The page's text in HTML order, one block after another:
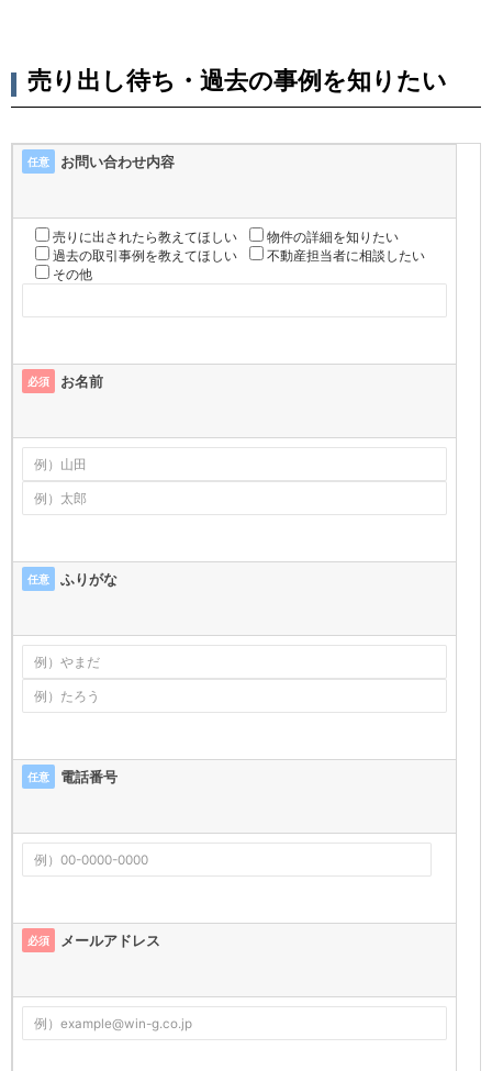
売り出し待ち・過去の事例を知りたい
任意 お問い合わせ内容
売りに出されたら教えてほしい
物件の詳細を知りたい
過去の取引事例を教えてほしい
不動産担当者に相談したい
その他
必須 お名前
任意 ふりがな
任意 電話番号
必須 メールアドレス